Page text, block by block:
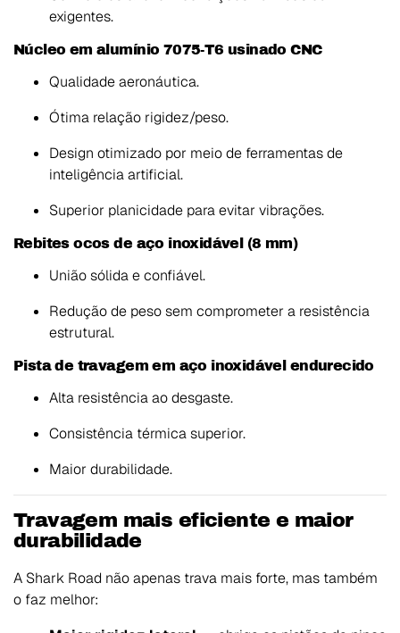
exigentes.
Núcleo em alumínio 7075-T6 usinado CNC
Qualidade aeronáutica.
Ótima relação rigidez/peso.
Design otimizado por meio de ferramentas de
inteligência artificial.
Superior planicidade para evitar vibrações.
Rebites ocos de aço inoxidável (8 mm)
União sólida e confiável.
Redução de peso sem comprometer a resistência
estrutural.
Pista de travagem em aço inoxidável endurecido
Alta resistência ao desgaste.
Consistência térmica superior.
Maior durabilidade.
Travagem mais eficiente e maior
durabilidade
A Shark Road não apenas trava mais forte, mas também
o faz melhor: